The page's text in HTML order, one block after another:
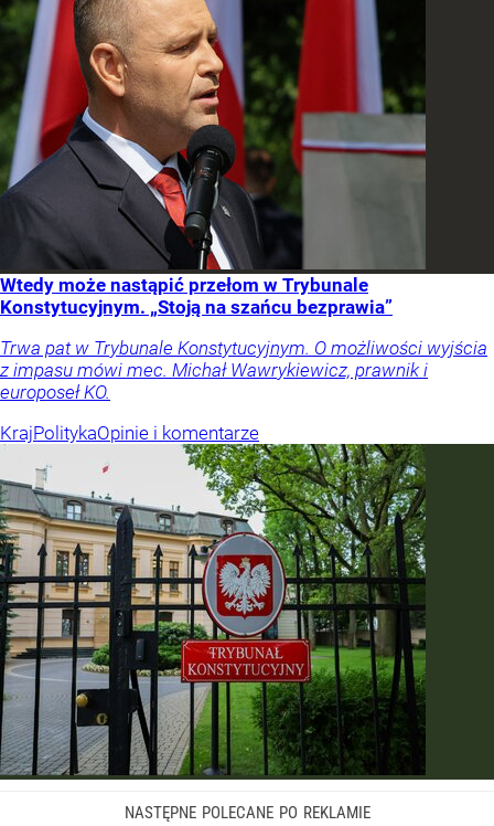
Wtedy może nastąpić przełom w Trybunale
Konstytucyjnym. „Stoją na szańcu bezprawia”
Trwa pat w Trybunale Konstytucyjnym. O możliwości wyjścia
z impasu mówi mec. Michał Wawrykiewicz, prawnik i
europoseł KO.
KrajPolitykaOpinie i komentarze